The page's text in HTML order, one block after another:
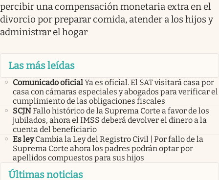
percibir una compensación monetaria extra en el
divorcio por preparar comida, atender a los hijos y
administrar el hogar
Las más leídas
Comunicado oficialYa es oficial. El SAT visitará casa por
casa con cámaras especiales y abogados para verificar el
cumplimiento de las obligaciones fiscales
SCJNFallo histórico de la Suprema Corte a favor de los
jubilados, ahora el IMSS deberá devolver el dinero a la
cuenta del beneficiario
Es ley Cambia la Ley del Registro Civil | Por fallo de la
Suprema Corte ahora los padres podrán optar por
apellidos compuestos para sus hijos
Últimas noticias